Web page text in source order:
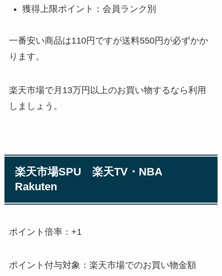
獲得上限ポイント：会員ランク別
一番安い商品は110円ですが送料550円が必ずかか
ります。
楽天市場で月13万円以上のお買い物するなら利用
しましょう。
楽天市場SPU 楽天TV・NBA
Rakuten
ポイント倍率：+1
ポイント付与対象：楽天市場でのお買い物金額